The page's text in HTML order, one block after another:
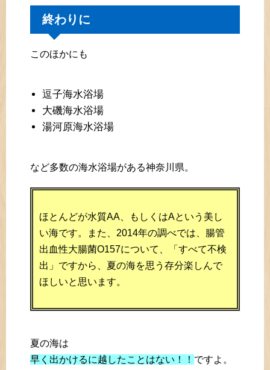
終わりに
このほかにも
逗子海水浴場
大磯海水浴場
湯河原海水浴場
など多数の海水浴場がある神奈川県。
ほとんどが水質AA、もしくはAという美し
い海です。また、2014年の調べでは、腸管
出血性大腸菌O157について、「すべて不検
出」ですから、夏の海を思う存分楽しんで
ほしいと思います。
夏の海は
早く出かけるに越したことはない！！ ですよ。